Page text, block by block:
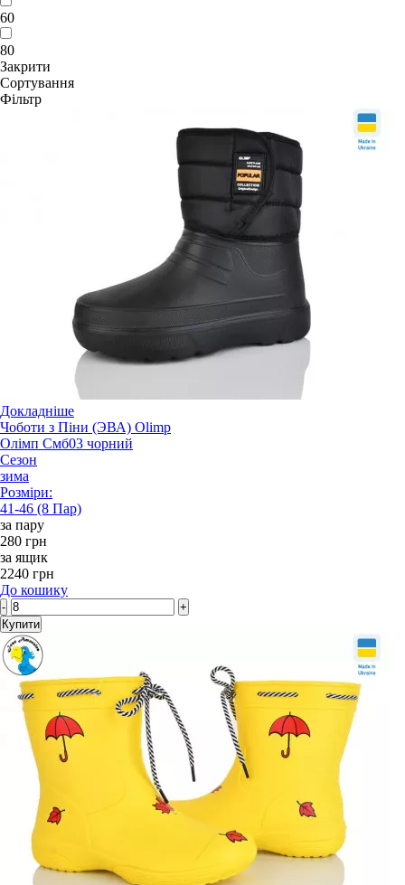
60
80
Закрити
Сортування
Фільтр
Докладніше
Чоботи з Піни (ЭВА) Olimp
Олімп Смб03 чорний
Сезон
зима
Розміри:
41-46 (8 Пар)
за пару
280 грн
за ящик
2240 грн
До кошику
-
+
Купити